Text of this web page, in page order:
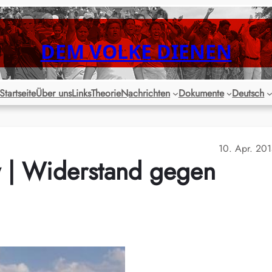
DEM VOLKE DIENEN
StartseiteÜber unsLinksTheorieNachrichten Dokumente Deutsch
10. Apr.
Widerstand gegen